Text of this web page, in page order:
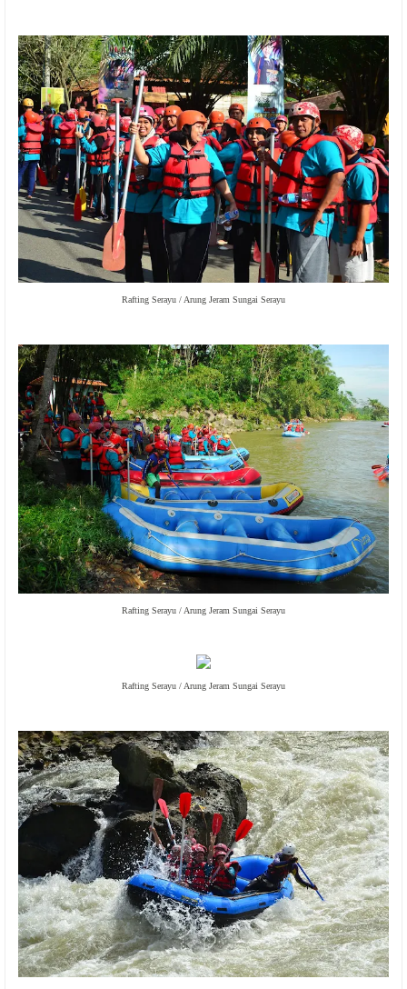
Rafting Serayu / Arung Jeram Sungai Serayu
Rafting Serayu / Arung Jeram Sungai Serayu
Rafting Serayu / Arung Jeram Sungai Serayu